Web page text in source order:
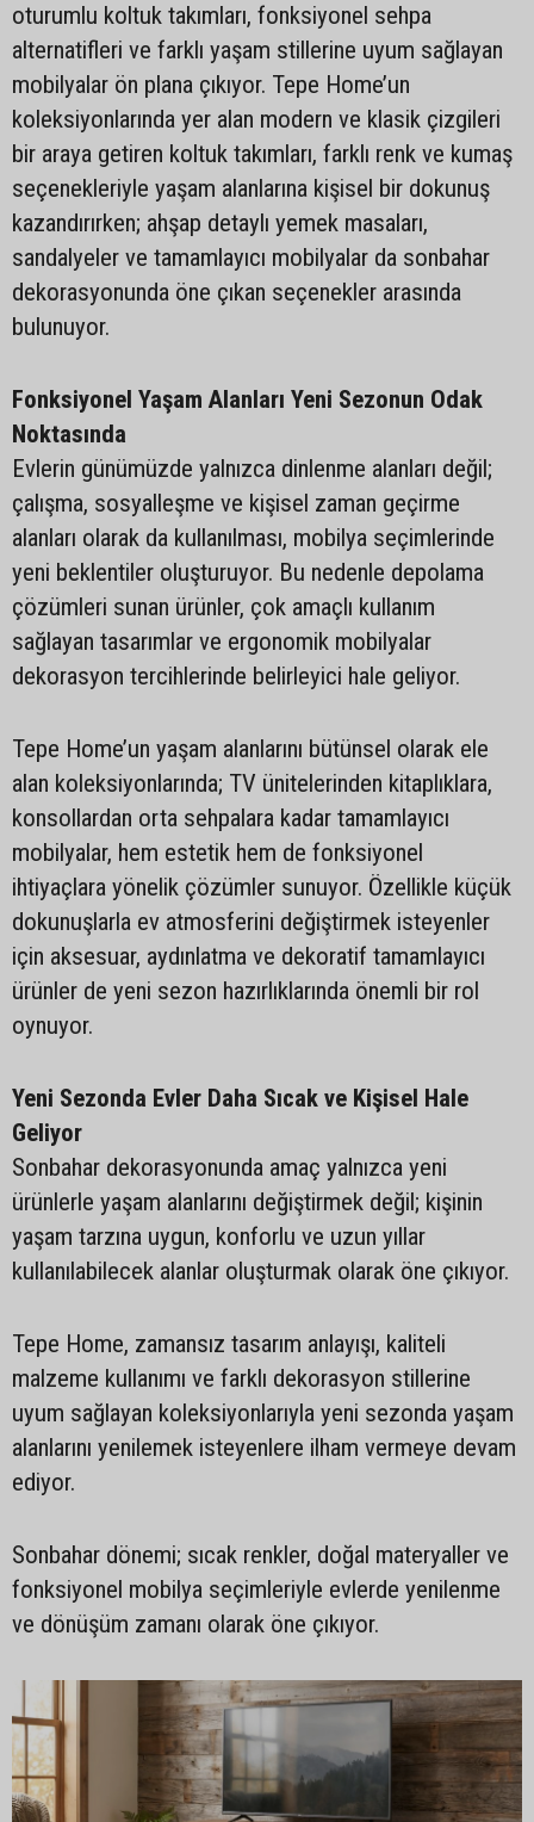
oturumlu koltuk takımları, fonksiyonel sehpa
alternatifleri ve farklı yaşam stillerine uyum sağlayan
mobilyalar ön plana çıkıyor. Tepe Home’un
koleksiyonlarında yer alan modern ve klasik çizgileri
bir araya getiren koltuk takımları, farklı renk ve kumaş
seçenekleriyle yaşam alanlarına kişisel bir dokunuş
kazandırırken; ahşap detaylı yemek masaları,
sandalyeler ve tamamlayıcı mobilyalar da sonbahar
dekorasyonunda öne çıkan seçenekler arasında
bulunuyor.
Fonksiyonel Yaşam Alanları Yeni Sezonun Odak
Noktasında
Evlerin günümüzde yalnızca dinlenme alanları değil;
çalışma, sosyalleşme ve kişisel zaman geçirme
alanları olarak da kullanılması, mobilya seçimlerinde
yeni beklentiler oluşturuyor. Bu nedenle depolama
çözümleri sunan ürünler, çok amaçlı kullanım
sağlayan tasarımlar ve ergonomik mobilyalar
dekorasyon tercihlerinde belirleyici hale geliyor.
Tepe Home’un yaşam alanlarını bütünsel olarak ele
alan koleksiyonlarında; TV ünitelerinden kitaplıklara,
konsollardan orta sehpalara kadar tamamlayıcı
mobilyalar, hem estetik hem de fonksiyonel
ihtiyaçlara yönelik çözümler sunuyor. Özellikle küçük
dokunuşlarla ev atmosferini değiştirmek isteyenler
için aksesuar, aydınlatma ve dekoratif tamamlayıcı
ürünler de yeni sezon hazırlıklarında önemli bir rol
oynuyor.
Yeni Sezonda Evler Daha Sıcak ve Kişisel Hale
Geliyor
Sonbahar dekorasyonunda amaç yalnızca yeni
ürünlerle yaşam alanlarını değiştirmek değil; kişinin
yaşam tarzına uygun, konforlu ve uzun yıllar
kullanılabilecek alanlar oluşturmak olarak öne çıkıyor.
Tepe Home, zamansız tasarım anlayışı, kaliteli
malzeme kullanımı ve farklı dekorasyon stillerine
uyum sağlayan koleksiyonlarıyla yeni sezonda yaşam
alanlarını yenilemek isteyenlere ilham vermeye devam
ediyor.
Sonbahar dönemi; sıcak renkler, doğal materyaller ve
fonksiyonel mobilya seçimleriyle evlerde yenilenme
ve dönüşüm zamanı olarak öne çıkıyor.